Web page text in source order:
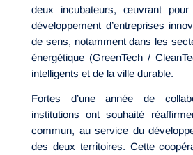
deux incubateurs, œuvrant pour
développement d’entreprises
de sens, notamment dans les
énergétique (GreenTech /
intelligents et de la ville durable.
Fortes d’une année de
institutions ont souhaité
commun, au service du
des deux territoires. Cette